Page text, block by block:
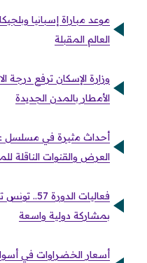
موعد مباراة إسبانيا
العالم المقبلة
وزارة الإسكان ترفع درجة
الأمطار بالمدن الجديدة
العرض والقنوات الناقلة
فعاليات
بمشاركة دولية واسعة